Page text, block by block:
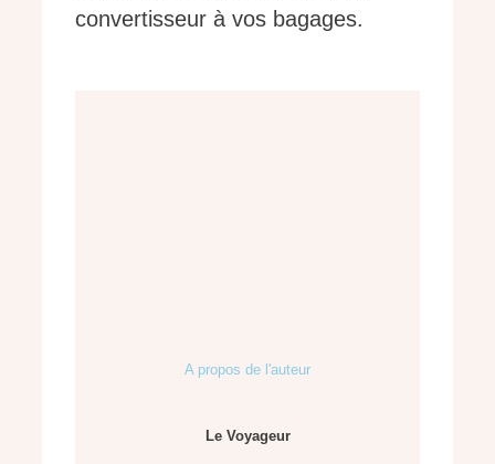
convertisseur à vos bagages.
A propos de l'auteur
Le Voyageur